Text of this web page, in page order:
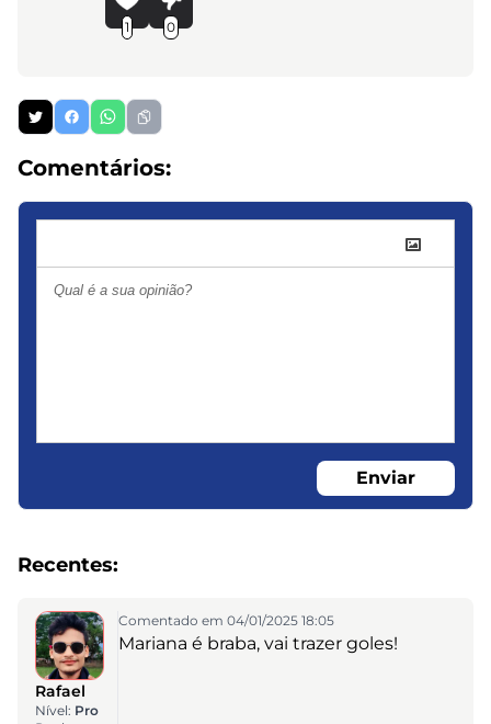
1 0
Comentários:
Enviar
Recentes:
Rafael
Nível: Pro
Comentado em 04/01/2025 18:05
Mariana é braba, vai trazer goles!